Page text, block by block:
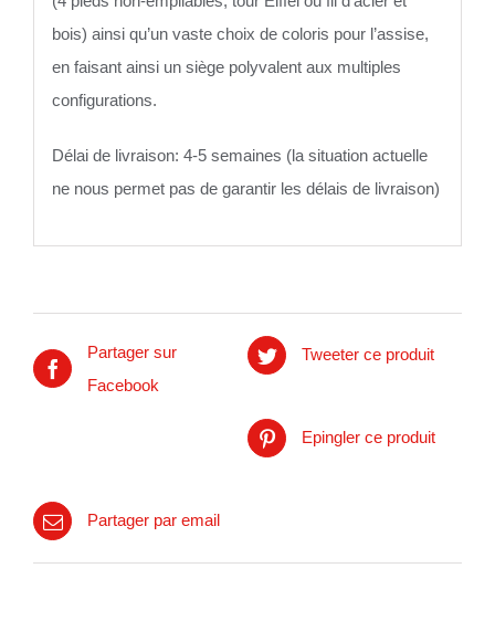
bois) ainsi qu’un vaste choix de coloris pour l’assise,
en faisant ainsi un siège polyvalent aux multiples
configurations.
Délai de livraison: 4-5 semaines (la situation actuelle
ne nous permet pas de garantir les délais de livraison)
Partager sur
Facebook
Tweeter ce produit
Epingler ce produit
Partager par email